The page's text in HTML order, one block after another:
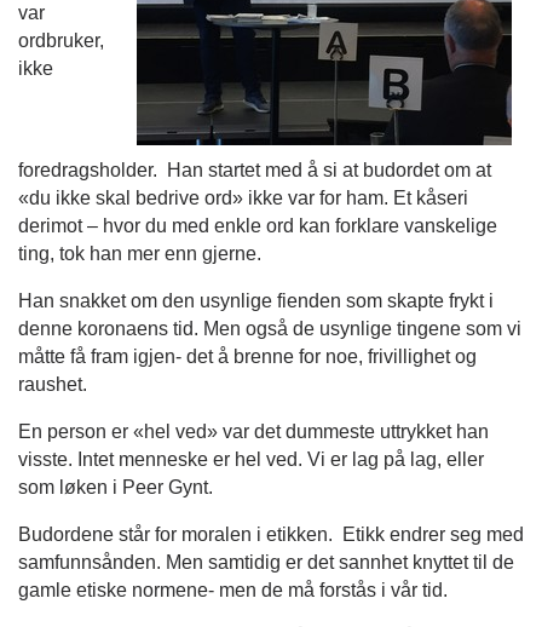
var
ordbruker,
ikke
foredragsholder. Han startet med å si at budordet om at
«du ikke skal bedrive ord» ikke var for ham. Et kåseri
derimot – hvor du med enkle ord kan forklare vanskelige
ting, tok han mer enn gjerne.
Han snakket om den usynlige fienden som skapte frykt i
denne koronaens tid. Men også de usynlige tingene som vi
måtte få fram igjen- det å brenne for noe, frivillighet og
raushet.
En person er «hel ved» var det dummeste uttrykket han
visste. Intet menneske er hel ved. Vi er lag på lag, eller
som løken i Peer Gynt.
Budordene står for moralen i etikken. Etikk endrer seg med
samfunnsånden. Men samtidig er det sannhet knyttet til de
gamle etiske normene- men de må forstås i vår tid.